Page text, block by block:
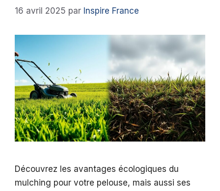
16 avril 2025 par Inspire France
Découvrez les avantages écologiques du
mulching pour votre pelouse, mais aussi ses